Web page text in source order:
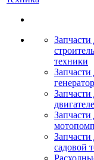
Запчасти
техники
Запчасти
Запчасти
Запчасти
мотопомп
Запчасти
садовой